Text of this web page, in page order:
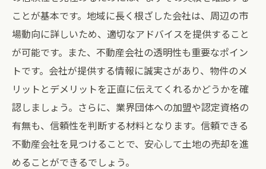
ことが基本です。地域に長く根ざした会社は、周辺の市
場動向に詳しいため、適切なアドバイスを提供すること
が可能です。また、不動産会社の透明性も重要なポイン
トです。会社が提供する情報に誠実さがあり、物件のメ
リットとデメリットを正直に伝えてくれるかどうかを確
認しましょう。さらに、業界団体への加盟や認定資格の
有無も、信頼性を判断する材料となります。信頼できる
不動産会社を見つけることで、安心して土地の売却を進
めることができるでしょう。